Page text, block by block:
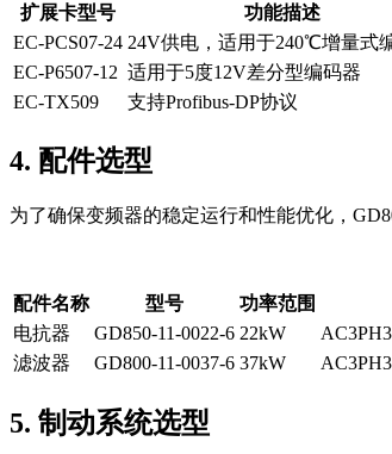
扩展卡型号
功能描述
EC-PCS07-24 24V供电，适用于240℃增量式
EC-P6507-12 适用于5度12V差分型编码器
EC-TX509
支持Profibus-DP协议
4. 配件选型
为了确保变频器的稳定运行和性能优化，
配件名称 型号 功率范围
电抗器
GD850-11-0022-6 22kW
滤波器
GD800-11-0037-6 37kW
5. 制动系统选型